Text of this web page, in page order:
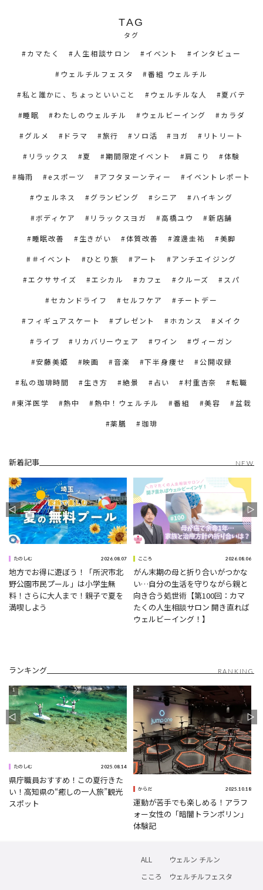
TAG
タグ
カマたく 人生相談サロン イベント インタビュー
ウェルチルフェスタ 番組 ウェルチル
私と誰かに、ちょっといいこと ウェルチルな人 夏バテ
睡眠 わたしのウェルチル ウェルビーイング カラダ
グルメ ドラマ 旅行 ソロ活 ヨガ リトリート
リラックス 夏 期間限定イベント 肩こり 体験
梅雨 eスポーツ アフタヌーンティー イベントレポート
ウェルネス グランピング シニア ハイキング
ボディケア リラックスヨガ 高橋ユウ 新店舗
睡眠改善 生きがい 体質改善 渡邊圭祐 美脚
＃イベント ひとり旅 アート アンチエイジング
エクササイズ エシカル カフェ クルーズ スパ
セカンドライフ セルフケア チートデー
フィギュアスケート プレゼント ホカンス メイク
ライブ リカバリーウェア ワイン ヴィーガン
安藤美姫 映画 音楽 下半身痩せ 公開収録
私の珈琲時間 生き方 絶景 占い 村重杏奈 転職
東洋医学 熱中 熱中！ウェルチル 番組 美容 盆栽
薬膳 珈琲
新着記事 NEW
たのしむ 2026.08.07
地方でお得に遊ぼう！「所沢市北
野公園市民プール」は小学生無
料！さらに大人まで！親子で夏を
満喫しよう
こころ 2026.08.06
がん末期の母と折り合いがつかな
い…自分の生活を守りながら親と
向き合う処世術【第100回：カマ
たくの人生相談サロン 開き直れば
ウェルビーイング！】
ランキング RANKING
たのしむ 2025.08.14
県庁職員おすすめ！この夏行きた
い！高知県の“癒しの一人旅”観光
スポット
からだ 2025.10.18
運動が苦手でも楽しめる！アラフ
ォー女性の「暗闇トランポリン」
体験記
ALL
こころ
ウェルン チルン
ウェルチルフェスタ